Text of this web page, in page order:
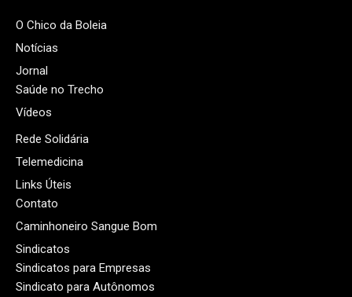
O Chico da Boleia
Notícias
Jornal
Saúde no Trecho
Vídeos
Rede Solidária
Telemedicina
Links Úteis
Contato
Caminhoneiro Sangue Bom
Sindicatos
Sindicatos para Empresas
Sindicato para Autônomos